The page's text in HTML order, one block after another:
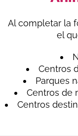
Al completar la
el
Centros
Parques
Centros de
Centros